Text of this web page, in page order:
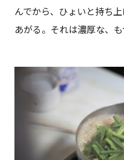
んでから、ひょいと持ち
あがる。それは濃厚な、も